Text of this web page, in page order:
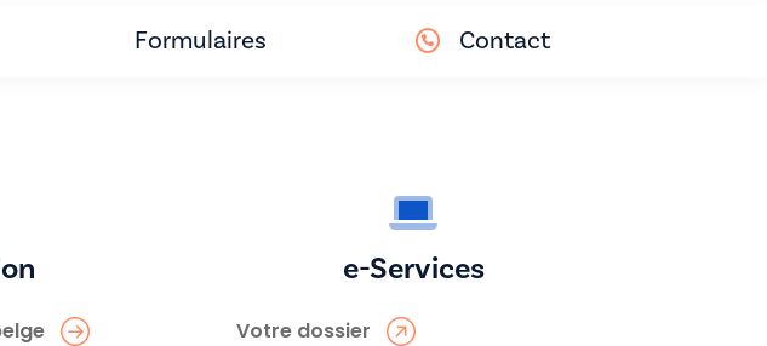
Formulaires Contact
e-Services
Votre dossier